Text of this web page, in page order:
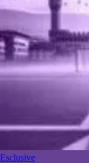
Esclusive